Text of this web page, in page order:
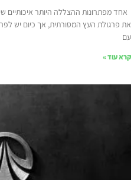
אחד מפתרונות ההצללה היותר איכותיים
את פרגולת העץ המסורתית, אך כיום יש
עם
קרא עוד »